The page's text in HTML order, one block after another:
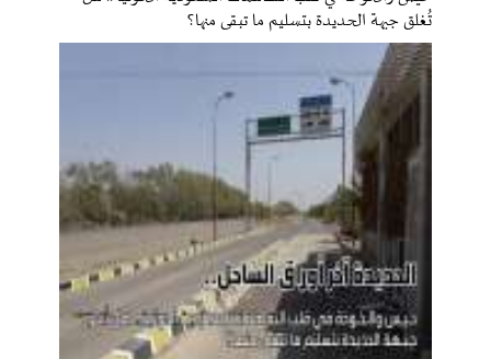
تُغلق جبهة الحديدة بتسليم ما تبقى منها؟